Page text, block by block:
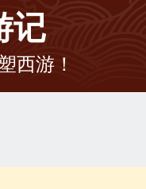
记
西游！